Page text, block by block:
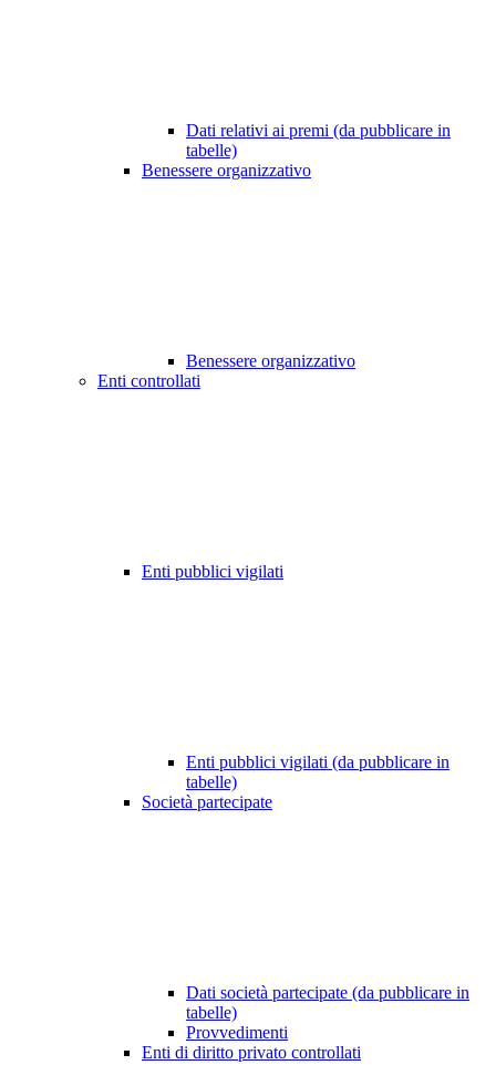
Dati relativi ai premi (da pubblicare in
tabelle)
Benessere organizzativo
Benessere organizzativo
Enti controllati
Enti pubblici vigilati
Enti pubblici vigilati (da pubblicare in
tabelle)
Società partecipate
Dati società partecipate (da pubblicare in
tabelle)
Provvedimenti
Enti di diritto privato controllati